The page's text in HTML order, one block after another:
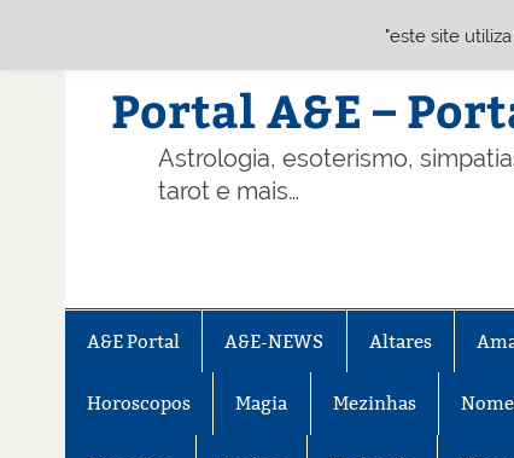
Portal A&E –
Astrologia, esoterismo,
tarot e mais…
A&E Portal A&E-NEWS Altares
Horoscopos Magia Mezinhas
"este site